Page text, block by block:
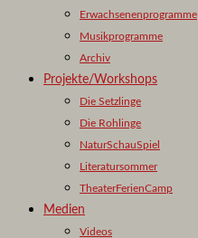
Erwachsenenprogramme
Musikprogramme
Archiv
Projekte/Workshops
Die Setzlinge
Die Rohlinge
NaturSchauSpiel
Literatursommer
TheaterFerienCamp
Medien
Videos